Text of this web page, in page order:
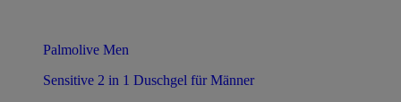
Palmolive Men
Sensitive 2 in 1 Duschgel für Männer